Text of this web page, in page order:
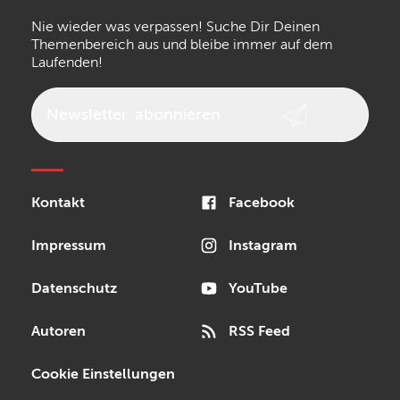
Walrus Audio Epiphone
Nie wieder was verpassen! Suche Dir Deinen
Themenbereich aus und bleibe immer auf dem
Laufenden!
Kontakt
Impressum
Datenschutz
Autoren
Cookie Einstellungen
Facebook
Instagram
YouTube
RSS Feed